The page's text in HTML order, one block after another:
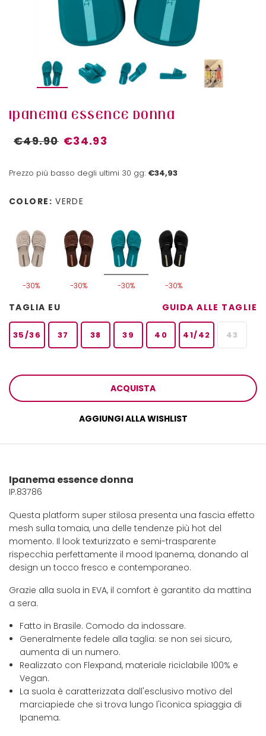
IPANEMA ESSENCE DONNA
€49.90 €34.93
Prezzo più basso degli ultimi 30 gg: €34,93
COLORE: VERDE
-30% -30% -30% -30%
TAGLIA EU GUIDA ALLE TAGLIE
35/36 37 38 39 40 41/42 43
ACQUISTA
AGGIUNGI ALLA WISHLIST
Ipanema essence donna
IP.83786
Questa platform super stilosa presenta una fascia effetto
mesh sulla tomaia, una delle tendenze più hot del
momento. Il look texturizzato e semi-trasparente
rispecchia perfettamente il mood Ipanema, donando al
design un tocco fresco e contemporaneo.
Grazie alla suola in EVA, il comfort è garantito da mattina
a sera.
Fatto in Brasile. Comodo da indossare.
Generalmente fedele alla taglia: se non sei sicuro,
aumenta di un numero.
Realizzato con Flexpand, materiale riciclabile 100% e
Vegan.
La suola è caratterizzata dall'esclusivo motivo del
marciapiede che si trova lungo l'iconica spiaggia di
Ipanema.